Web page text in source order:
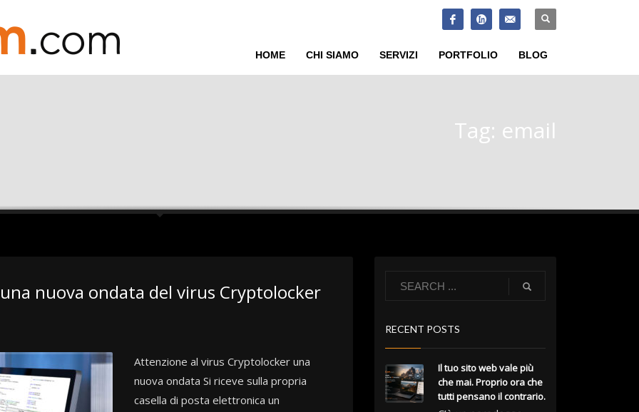
anti...
per il futuro
l...
HOME CHI SIAMO SERVIZI PORTFOLIO BLOG
Tag: email
nuova ondata del virus Cryptolocker
Attenzione al virus Cryptolocker una
nuova ondata Si riceve sulla propria
casella di posta elettronica un
RECENT POSTS
Il tuo sito web vale più
che mai. Proprio ora che
tutti pensano il contrario.